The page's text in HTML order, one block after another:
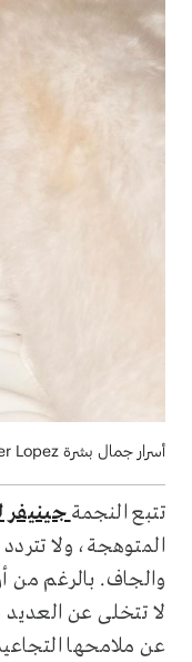
أسرار جمال بشرة Jennifer Lopez المشرقة
تتبع النجمةجينيفر
المتوهجة، ولا
لا تتخلى عن
عن ملامحها